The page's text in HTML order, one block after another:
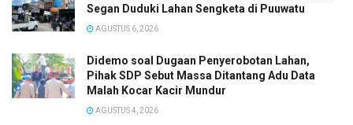
Segan Duduki Lahan Sengketa di Puuwatu
AGUSTUS 6, 2026
Didemo soal Dugaan Penyerobotan Lahan,
Pihak SDP Sebut Massa Ditantang Adu Data
Malah Kocar Kacir Mundur
AGUSTUS 4, 2026